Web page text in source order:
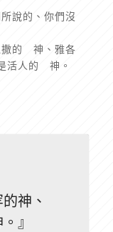
說的、你們沒
撒的 神、雅各
活人的 神。
神、
』